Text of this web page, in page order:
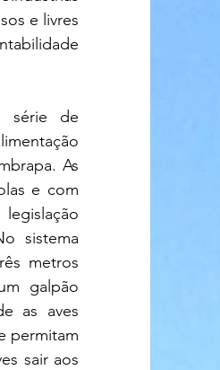
e livres
série de
As
e com
sistema
metros
galpão
as aves
permitam
sair aos